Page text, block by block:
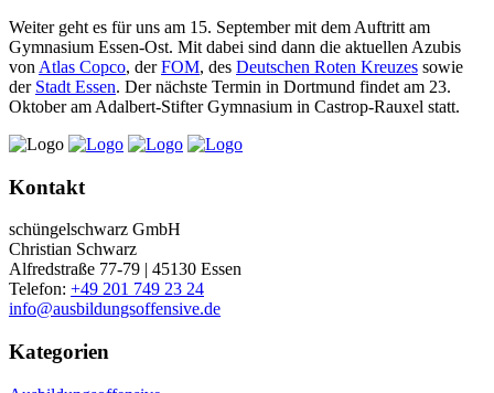
Weiter geht es für uns am 15. September mit dem Auftritt am
Gymnasium Essen-Ost. Mit dabei sind dann die aktuellen Azubis
von Atlas Copco, derFOM, des Deutschen Roten Kreuzes sowie
der Stadt Essen. Der nächste Termin in Dortmund findet am 23.
Oktober am Adalbert-Stifter Gymnasium in Castrop-Rauxel statt.
Kontakt
schüngelschwarz GmbH
Christian Schwarz
Alfredstraße 77-79 | 45130 Essen
Telefon: +49 201 749 23 24
info@ausbildungsoffensive.de
Kategorien